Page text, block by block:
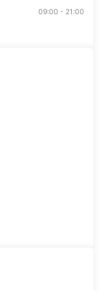
09:00 - 21:00